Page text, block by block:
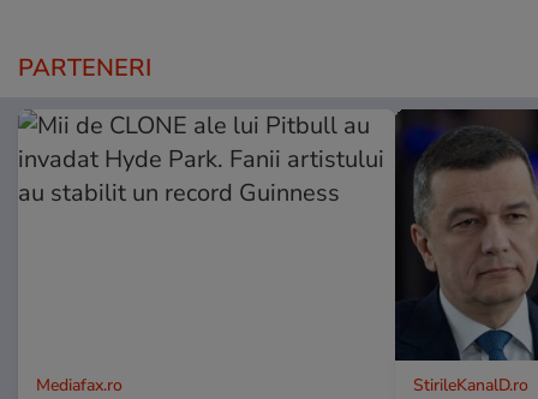
PARTENERI
Mediafax.ro StirileKanalD.ro